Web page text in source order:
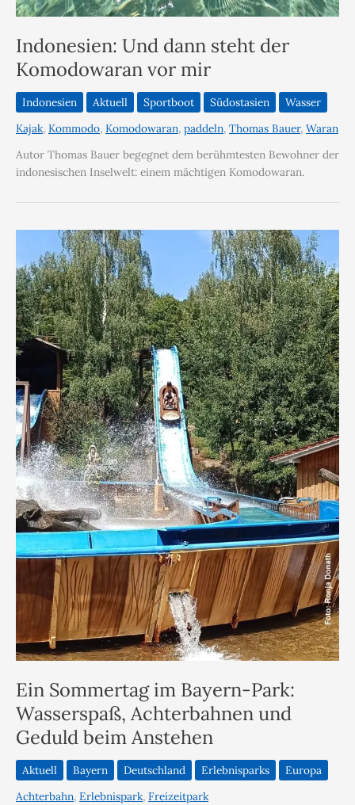
Indonesien: Und dann steht der
Komodowaran vor mir
Indonesien Aktuell Sportboot Südostasien
Wasser
Kajak, Kommodo, Komodowaran, paddeln, Thomas Bauer, Waran
Autor Thomas Bauer begegnet dem berühmtesten Bewohner der
indonesischen Inselwelt: einem mächtigen Komodowaran.
Ein Sommertag im Bayern-Park:
Wasserspaß, Achterbahnen und
Geduld beim Anstehen
Aktuell Bayern Deutschland Erlebnisparks
Europa
Achterbahn, Erlebnispark, Freizeitpark